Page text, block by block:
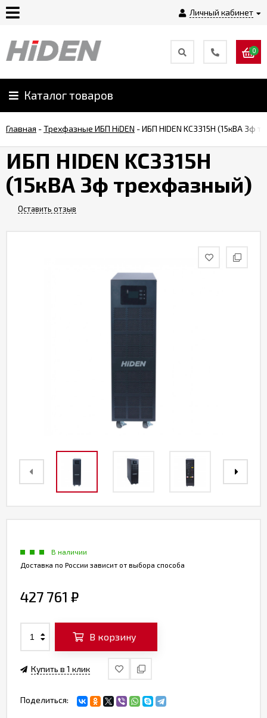
Личный кабинет
Главная
О
Оплата
Монтаж
0
Каталог товаров
Главная -Трехфазные ИБП HiDEN -ИБП HIDEN KC3315H (15кВА 3ф
ИБП HIDEN KC3315H
(15кВА 3ф трехфазный)
Оставить отзыв
В наличии
Доставка по России зависит от выбора способа
427 761 ₽
В корзину
Купить в 1 клик
Поделиться: